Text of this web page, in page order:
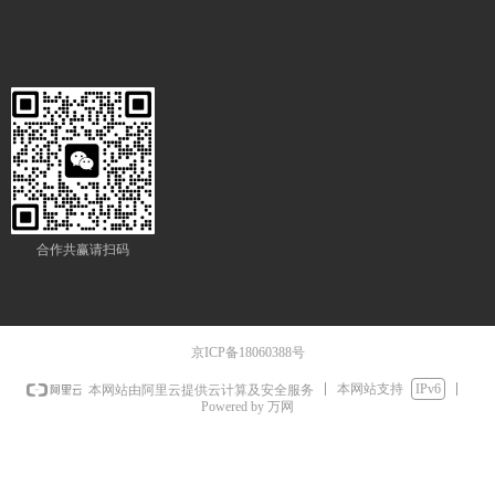
合作共赢请扫码
京ICP备18060388号
本网站由阿里云提供云计算及安全服务 本网站支持
IPv6
Powered by 万网